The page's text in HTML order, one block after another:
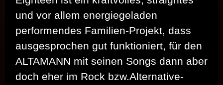
und vor allem energiegeladen
performendes Familien-Projekt, dass
ausgesprochen gut funktioniert, für den
ALTAMANN mit seinen Songs dann aber
doch eher im Rock bzw.Alternative-